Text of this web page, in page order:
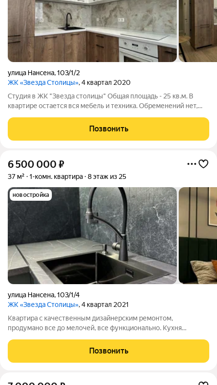
улица Нансена,103/1/2
ЖК «Звезда Столицы», 4 квартал 2020
Студия в ЖК "Звезда столицы" Общая площадь - 25 кв.м. В
квартире остается вся мебель и техника. Обременений нет,
Ипотека подходит (при необходимости помогу с одобрением).
Позвонить
6 500 000 ₽
37 м² 1-комн. квартира 8 этаж из 25
новостройка
улица Нансена,103/1/4
ЖК «Звезда Столицы», 4 квартал 2021
Квартира с качественным дизайнерским ремонтом,
продумано все до мелочей, все функционально. Кухня
встроенная бытовая техника ( холодильник, варочная панель,
микроволновая печь духовой шкаф,
Позвонить